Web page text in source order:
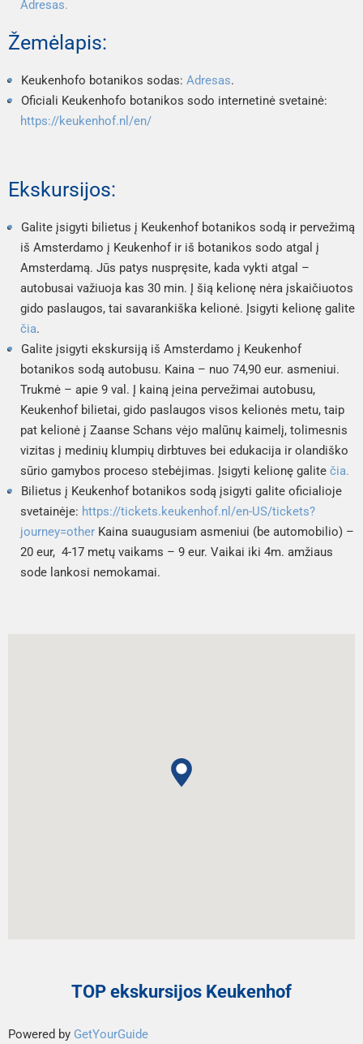
Adresas.
Žemėlapis:
Keukenhofo botanikos sodas: Adresas.
https://keukenhof.nl/en/
Ekskursijos:
Galite įsigyti bilietus į Keukenhof botanikos sodą ir pervežimą
iš Amsterdamo į Keukenhof ir iš botanikos sodo atgal į
Amsterdamą. Jūs patys nuspręsite, kada vykti atgal –
autobusai važiuoja kas 30 min. Į šią kelionę nėra įskaičiuotos
čia.
Galite įsigyti ekskursiją iš Amsterdamo į Keukenhof
botanikos sodą autobusu. Kaina – nuo 74,90 eur. asmeniui.
Trukmė – apie 9 val. Į kainą įeina pervežimai autobusu,
Keukenhof bilietai, gido paslaugos visos kelionės metu, taip
pat kelionė į Zaanse Schans vėjo malūnų kaimelį, tolimesnis
vizitas į medinių klumpių dirbtuves bei edukacija ir olandiško
sūrio gamybos proceso stebėjimas. Įsigyti kelionę galite čia.
Bilietus į Keukenhof botanikos sodą įsigyti galite oficialioje
svetainėje: https://tickets.keukenhof.nl/en-US/tickets?
journey=other Kaina suaugusiam asmeniui (be automobilio) –
20 eur,  4-17 metų vaikams – 9 eur. Vaikai iki 4m. amžiaus
sode lankosi nemokamai.
TOP ekskursijos Keukenhof
Powered by GetYourGuide